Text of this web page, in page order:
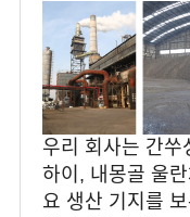
우리 회사는 간쑤
하이, 내몽골 울
요 생산 기지를